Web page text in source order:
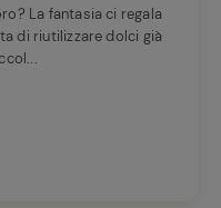
La fantasia ci regala
di riutilizzare dolci già